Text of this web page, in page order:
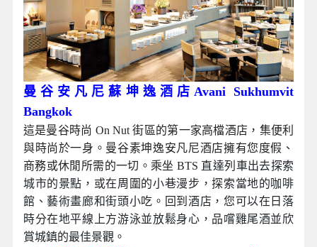
曼谷安凡尼蘇坤逸酒店Avani Sukhumvit
Bangkok
這是曼谷時尚 On Nut 街區的第一家高檔酒店，集便利
與時尚於一身。曼谷素坤逸安凡尼酒店擁有您度假、
商務或休閒所需的一切。乘坐 BTS 直達列車出去探索
城市的景點，或在周圍的小巷漫步，探索當地的咖啡
館、藝術畫廊和街頭小吃。回到酒店，您可以在日落
時分在地平線上方游泳並放鬆身心，品嚐雞尾酒並欣
賞城鎮的最佳景觀。